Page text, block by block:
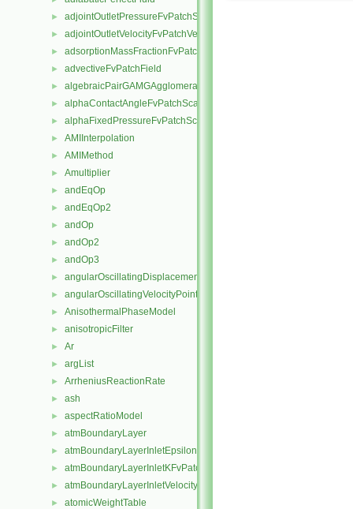
► adjointOutletPressureFvPatchScalarField
► adjointOutletVelocityFvPatchVectorField
► adsorptionMassFractionFvPatchScalarField
► advectiveFvPatchField
► algebraicPairGAMGAgglomeration
► alphaContactAngleFvPatchScalarField
► alphaFixedPressureFvPatchScalarField
► AMIInterpolation
► AMIMethod
► Amultiplier
► andEqOp
► andEqOp2
► andOp
► andOp2
► andOp3
► angularOscillatingDisplacementPointPatchVectorField
► angularOscillatingVelocityPointPatchVectorField
► AnisothermalPhaseModel
► anisotropicFilter
► Ar
► argList
► ArrheniusReactionRate
► ash
► aspectRatioModel
► atmBoundaryLayer
► atmBoundaryLayerInletEpsilonFvPatchScalarField
► atmBoundaryLayerInletKFvPatchScalarField
► atmBoundaryLayerInletVelocityFvPatchVectorField
► atomicWeightTable